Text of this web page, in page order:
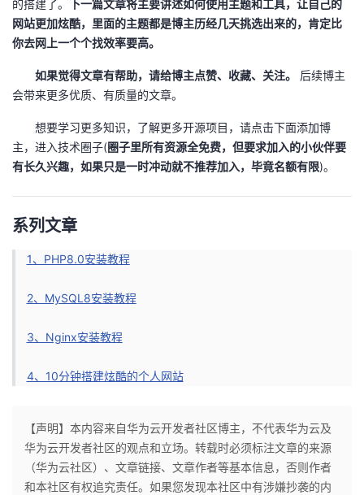
的搭建了。 下一篇文章将主要讲述如何使用主题和工具，让自己的
网站更加炫酷，里面的主题都是博主历经几天挑选出来的，肯定比
你去网上一个个找效率要高。
如果觉得文章有帮助，请给博主点赞、收藏、关注。
后续博主
会带来更多优质、有质量的文章。
想要学习更多知识，了解更多开源项目，请点击下面添加博
主，进入技术圈子(圈子里所有资源全免费，但要求加入的小伙伴要
有长久兴趣，如果只是一时冲动就不推荐加入，毕竟名额有限)。
系列文章
1、PHP8.0安装教程
2、MySQL8安装教程
3、Nginx安装教程
4、10分钟搭建炫酷的个人网站
【声明】本内容来自华为云开发者社区博主，不代表华为云及
华为云开发者社区的观点和立场。转载时必须标注文章的来源
（华为云社区）、文章链接、文章作者等基本信息，否则作者
和本社区有权追究责任。如果您发现本社区中有涉嫌抄袭的内